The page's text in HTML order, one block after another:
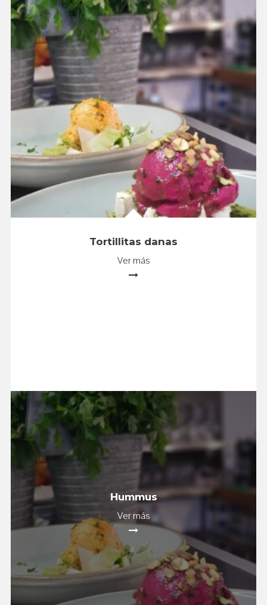
Tortillitas danas
Ver más
Hummus
Ver más